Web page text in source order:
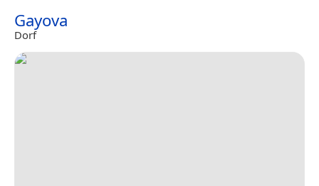
Gayova
Dorf